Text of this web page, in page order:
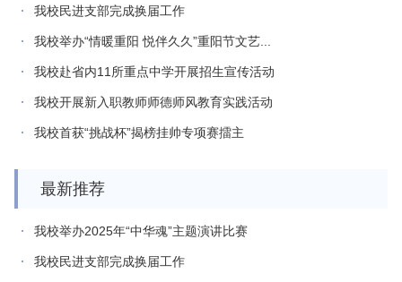
我校民进支部完成换届工作
我校举办“情暖重阳 悦伴久久”重阳节文艺...
我校赴省内11所重点中学开展招生宣传活动
我校开展新入职教师师德师风教育实践活动
我校首获“挑战杯”揭榜挂帅专项赛擂主
最新推荐
我校举办2025年“中华魂”主题演讲比赛
我校民进支部完成换届工作